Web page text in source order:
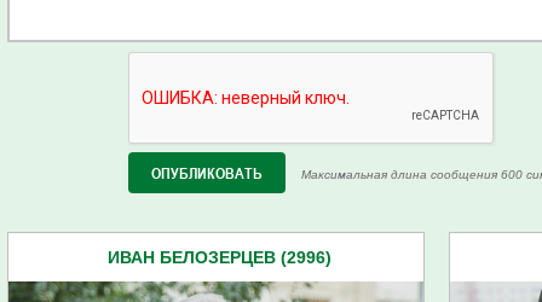
Максимальная длина сообщения 600
ИВАН БЕЛОЗЕРЦЕВ (2996)